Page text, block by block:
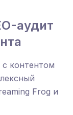
аудит
контентом
Frog и